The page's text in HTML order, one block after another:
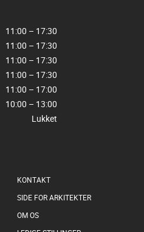
11:00 – 17:30
11:00 – 17:30
11:00 – 17:30
11:00 – 17:30
11:00 – 17:00
10:00 – 13:00
Lukket
KONTAKT
SIDE FOR ARKITEKTER
OM OS